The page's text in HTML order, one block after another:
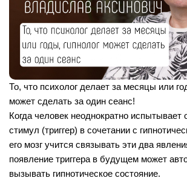
То, что психолог делает за месяцы или
может сделать за один сеанс!
Когда человек неоднократно испытывает
стимул (триггер) в сочетании с
его мозг учится связывать эти два
появление триггера в будущем может
вызывать гипнотическое состояние.